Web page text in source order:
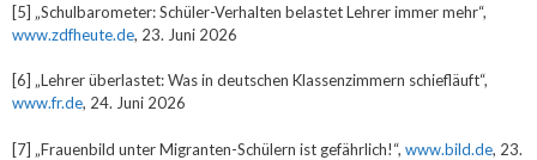
[5] „Schulbarometer: Schüler-Verhalten belastet Lehrer immer mehr“,
www.zdfheute.de, 23. Juni 2026
[6] „Lehrer überlastet: Was in deutschen Klassenzimmern schiefläuft“,
www.fr.de, 24. Juni 2026
[7] „Frauenbild unter Migranten-Schülern ist gefährlich!“, www.bild.de, 23.